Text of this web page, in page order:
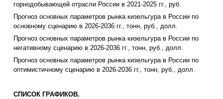
горнодобывающей отрасли России в 2021-2025 гг., руб.
Прогноз основных параметров рынка кизельгура в России по
основному сценарию в 2026-2036 гг., тонн, руб., долл.
Прогноз основных параметров рынка кизельгура в России по
негативному сценарию в 2026-2036 гг., тонн, руб., долл.
Прогноз основных параметров рынка кизельгура в России по
оптимистичному сценарию в 2026-2036 гг., тонн, руб., долл.
СПИСОК ГРАФИКОВ.